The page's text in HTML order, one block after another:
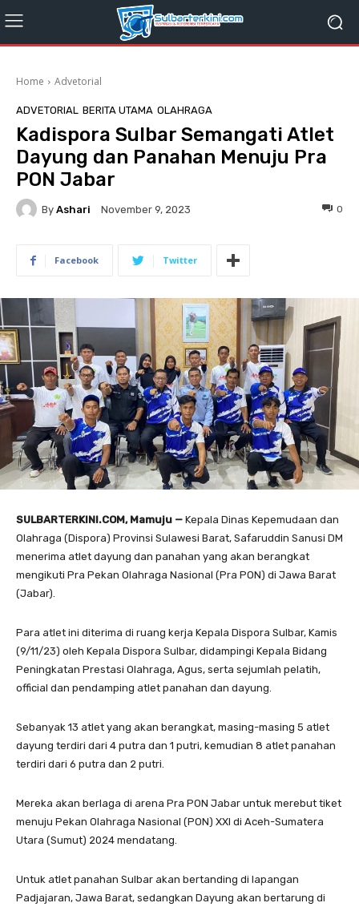
Home Advetorial
ADVETORIAL BERITA UTAMA OLAHRAGA
Kadispora Sulbar Semangati Atlet
Dayung dan Panahan Menuju Pra
PON Jabar
By Ashari November 9, 2023 0
Facebook Twitter
SULBARTERKINI.COM, Mamuju — Kepala Dinas Kepemudaan dan
Olahraga (Dispora) Provinsi Sulawesi Barat, Safaruddin Sanusi DM
menerima atlet dayung dan panahan yang akan berangkat
mengikuti Pra Pekan Olahraga Nasional (Pra PON) di Jawa Barat
(Jabar).
Para atlet ini diterima di ruang kerja Kepala Dispora Sulbar, Kamis
(9/11/23) oleh Kepala Dispora Sulbar, didampingi Kepala Bidang
Peningkatan Prestasi Olahraga, Agus, serta sejumlah pelatih,
official dan pendamping atlet panahan dan dayung.
Sebanyak 13 atlet yang akan berangkat, masing-masing 5 atlet
dayung terdiri dari 4 putra dan 1 putri, kemudian 8 atlet panahan
terdiri dari 6 putra dan 2 putri.
Mereka akan berlaga di arena Pra PON Jabar untuk merebut tiket
menuju Pekan Olahraga Nasional (PON) XXI di Aceh-Sumatera
Utara (Sumut) 2024 mendatang.
Untuk atlet panahan Sulbar akan bertanding di lapangan
Padjajaran, Jawa Barat, sedangkan Dayung akan bertarung di